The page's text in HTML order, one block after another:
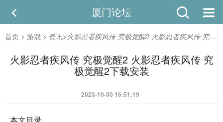
厦门论坛
首页 > 游戏 > 资讯>火影忍者疾风传 究极觉醒2 火影忍者疾风传 究极觉醒2下载安装
火影忍者疾风传 究极觉醒2 火影忍者疾风传 究
极觉醒2下载安装
2023-10-30 16:51:19